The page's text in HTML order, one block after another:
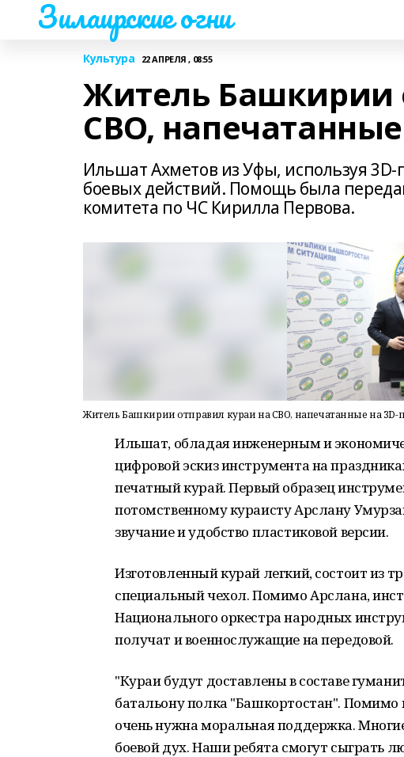
Зилаирские огни
Культура 22 АПРЕЛЯ , 08:55
Житель Башкирии
СВО,
Ильшат Ахметов из Уфы, используя 3D-
боевых действий. Помощь была
комитета по ЧС Кирилла Первова.
Житель Башкирии отправил кураи на СВО, напечатанные на 3D-
Ильшат, обладая инженерным и
цифровой эскиз инструмента на
печатный курай. Первый образец
потомственному кураисту Арслану
звучание и удобство пластиковой версии.
Изготовленный курай легкий, состоит из
специальный чехол. Помимо Арслана,
Национального оркестра народных
получат и военнослужащие на передовой.
"Кураи будут доставлены в составе
батальону полка "Башкортостан".
очень нужна моральная поддержка.
боевой дух. Наши ребята смогут